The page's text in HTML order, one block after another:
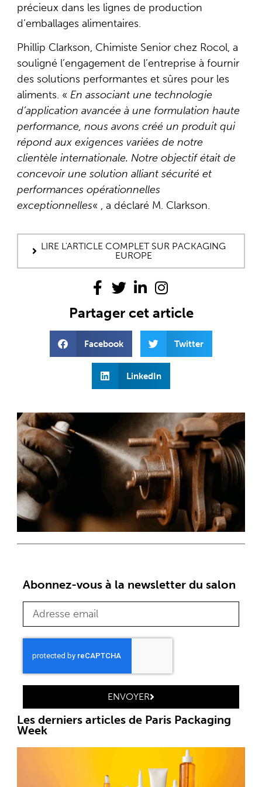
précieux dans les lignes de production
d’emballages alimentaires.
Phillip Clarkson, Chimiste Senior chez Rocol, a
souligné l’engagement de l’entreprise à fournir
des solutions performantes et sûres pour les
aliments. « En associant une technologie
d’application avancée à une formulation haute
performance, nous avons créé un produit qui
répond aux exigences variées de notre
clientèle internationale. Notre objectif était de
concevoir une solution alliant sécurité et
performances opérationnelles
exceptionnelles« , a déclaré M. Clarkson.
LIRE L'ARTICLE COMPLET SUR PACKAGING
EUROPE
Partager cet article
Facebook Twitter
LinkedIn
Abonnez-vous à la newsletter du salon
ENVOYER
Les derniers articles de Paris Packaging
Week